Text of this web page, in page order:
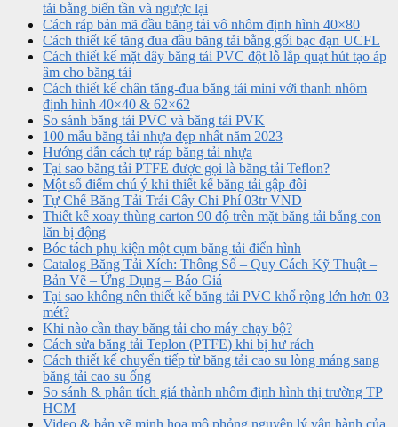
tải bằng biến tần và ngược lại
Cách ráp bản mã đầu băng tải vô nhôm định hình 40×80
Cách thiết kế tăng đua đầu băng tải bằng gối bạc đạn UCFL
Cách thiết kế mặt dây băng tải PVC đột lỗ lắp quạt hút tạo áp
âm cho băng tải
Cách thiết kế chân tăng-đua băng tải mini với thanh nhôm
định hình 40×40 & 62×62
So sánh băng tải PVC và băng tải PVK
100 mẫu băng tải nhựa đẹp nhất năm 2023
Hướng dẫn cách tự ráp băng tải nhựa
Tại sao băng tải PTFE được gọi là băng tải Teflon?
Một số điểm chú ý khi thiết kế băng tải gập đôi
Tự Chế Băng Tải Trái Cây Chi Phí 03tr VND
Thiết kế xoay thùng carton 90 độ trên mặt băng tải bằng con
lăn bị động
Bóc tách phụ kiện một cụm băng tải điển hình
Catalog Băng Tải Xích: Thông Số – Quy Cách Kỹ Thuật –
Bản Vẽ – Ứng Dụng – Báo Giá
Tại sao không nên thiết kế băng tải PVC khổ rộng lớn hơn 03
mét?
Khi nào cần thay băng tải cho máy chạy bộ?
Cách sửa băng tải Teplon (PTFE) khi bị hư rách
Cách thiết kế chuyển tiếp từ băng tải cao su lòng máng sang
băng tải cao su ống
So sánh & phân tích giá thành nhôm định hình thị trường TP
HCM
Video & bản vẽ minh họa mô phỏng nguyên lý vận hành của